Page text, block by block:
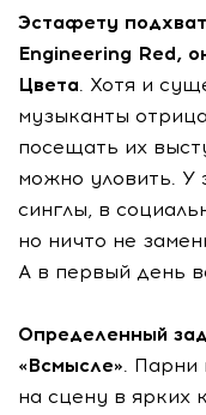
Эстафету
Engineering Red,
Цвета. Хотя и
музыканты
посещать их
можно уловить. У
синглы, в
но ничто не
А в первый день
Определенный
«Всмысле». Парни
на сцену в ярких